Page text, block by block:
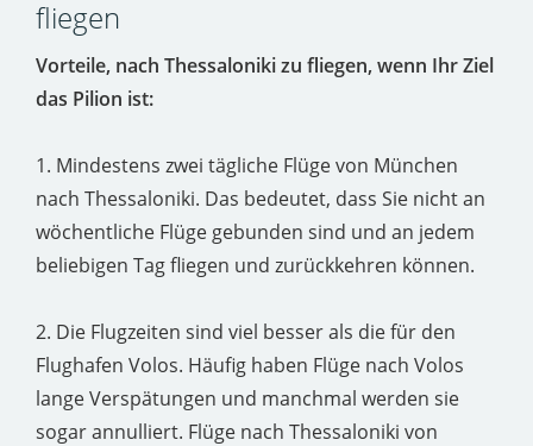
fliegen
Vorteile, nach Thessaloniki zu fliegen, wenn Ihr Ziel
das Pilion ist:
1. Mindestens zwei tägliche Flüge von München
nach Thessaloniki. Das bedeutet, dass Sie nicht an
wöchentliche Flüge gebunden sind und an jedem
beliebigen Tag fliegen und zurückkehren können.
2. Die Flugzeiten sind viel besser als die für den
Flughafen Volos. Häufig haben Flüge nach Volos
lange Verspätungen und manchmal werden sie
sogar annulliert. Flüge nach Thessaloniki von